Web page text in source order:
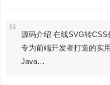
源码介绍 在线SVG转
专为前端开发者打造的实
Java…